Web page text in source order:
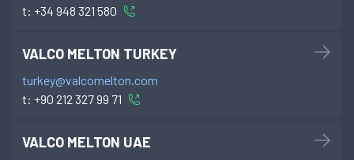
t: +34 948 321 580
VALCO MELTON TURKEY
turkey@valcomelton.com
t: +90 212 327 99 71
VALCO MELTON UAE